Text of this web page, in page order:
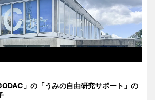
」の「うみの自由研究サポート」の